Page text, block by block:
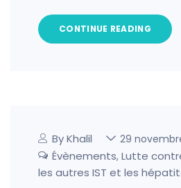
CONTINUE READING
By Khalil 29
Évènements, Lutte
les autres IST et les